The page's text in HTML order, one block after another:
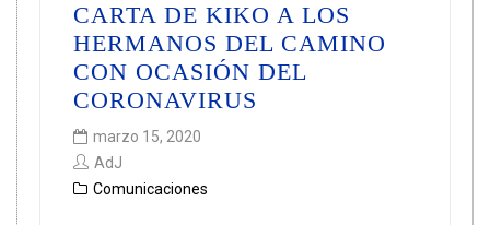
CARTA DE KIKO A LOS
HERMANOS DEL CAMINO
CON OCASIÓN DEL
CORONAVIRUS
marzo 15, 2020
AdJ
Comunicaciones